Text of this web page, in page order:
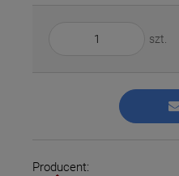
szt.
Producent: